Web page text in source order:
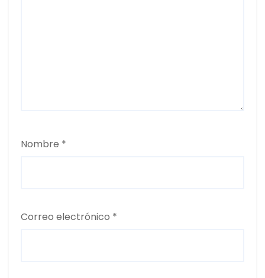
Nombre *
Correo electrónico *